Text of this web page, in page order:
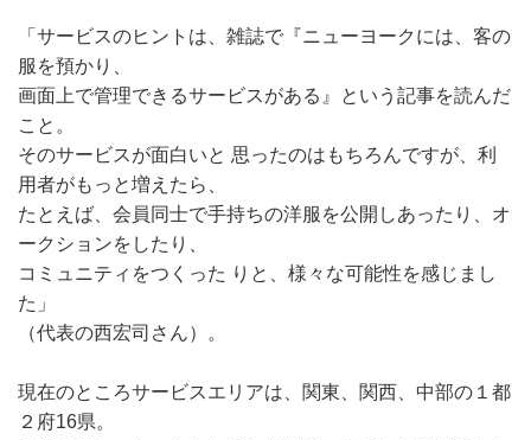
「サービスのヒントは、雑誌で『ニューヨークには、客の
服を預かり、
画面上で管理できるサービスがある』という記事を読んだ
こと。
そのサービスが面白いと 思ったのはもちろんですが、利
用者がもっと増えたら、
たとえば、会員同士で手持ちの洋服を公開しあったり、オ
ークションをしたり、
コミュニティをつくった りと、様々な可能性を感じまし
た」
（代表の西宏司さん）。
現在のところサービスエリアは、関東、関西、中部の１都
２府16県。